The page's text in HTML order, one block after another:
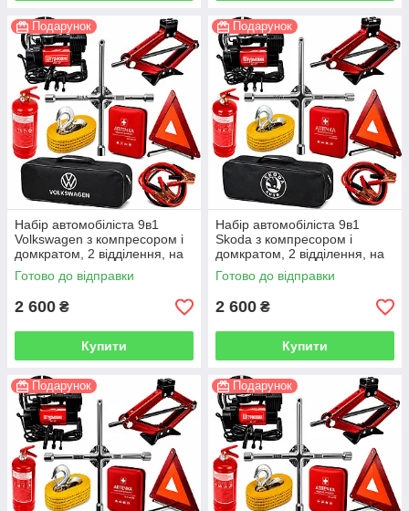
Подарунок
Набір автомобіліста 9в1
Volkswagen з компресором і
домкратом, 2 відділення, на
липучках, чорний
Готово до відправки
2 600 ₴
Купити
Подарунок
Набір автомобіліста 9в1
Skoda з компресором і
домкратом, 2 відділення, на
липучках, чорний
Готово до відправки
2 600 ₴
Купити
Подарунок Подарунок